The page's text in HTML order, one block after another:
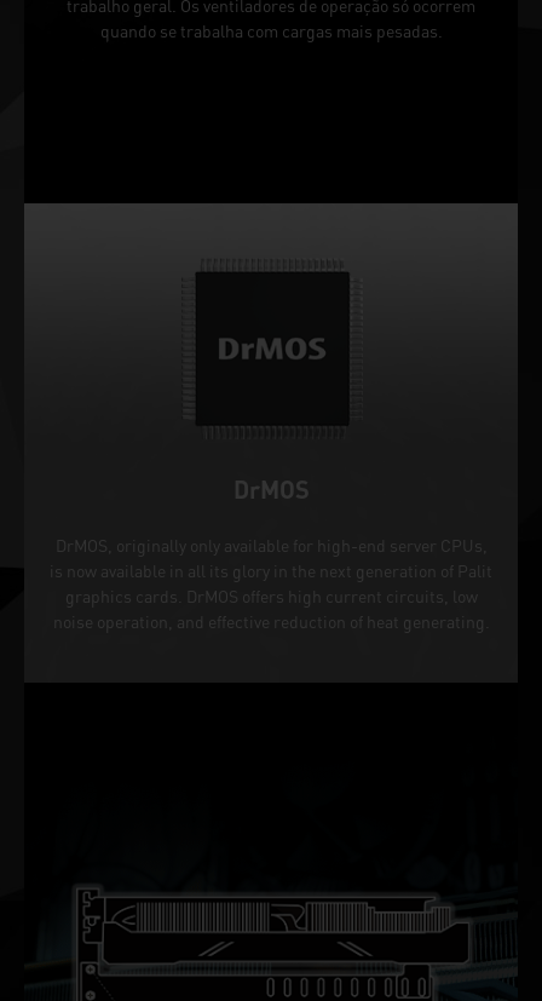
trabalho geral. Os ventiladores de operação só ocorrem
quando se trabalha com cargas mais pesadas.
DrMOS
DrMOS, originally only available for high-end server CPUs,
is now available in all its glory in the next generation of Palit
graphics cards. DrMOS offers high current circuits, low
noise operation, and effective reduction of heat generating.